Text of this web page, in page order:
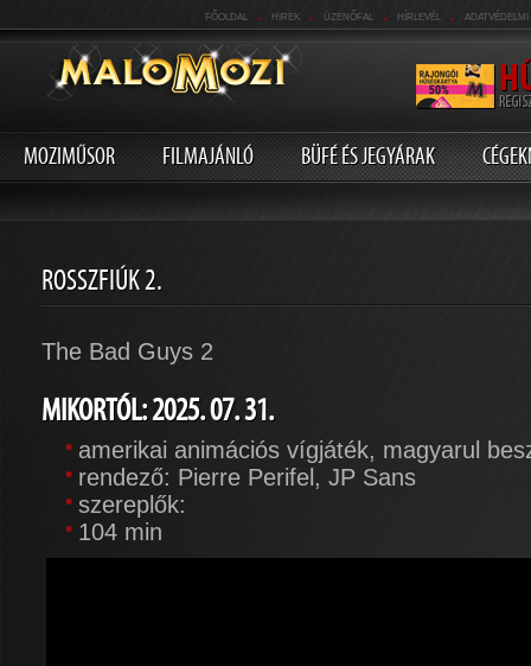
FŐOLDAL . HIREK . ÜZENŐFAL . HÍRLEVÉL . ADATVÉDELMI
MOZIMŰSOR FILMAJÁNLÓ BÜFÉ ÉS JEGYÁRAK
ROSSZFIÚK 2.
The Bad Guys 2
MIKORTÓL: 2025. 07. 31.
amerikai animációs vígjáték, magyarul
rendező: Pierre Perifel, JP Sans
szereplők:
104 min